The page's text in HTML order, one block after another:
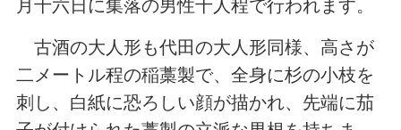
月十六日に集落の男性十人程で行われます。
古酒の大人形も代田の大人形同様、高さが
二メートル程の稲藁製で、全身に杉の小枝を
刺し、白紙に恐ろしい顔が描かれ、先端に茄